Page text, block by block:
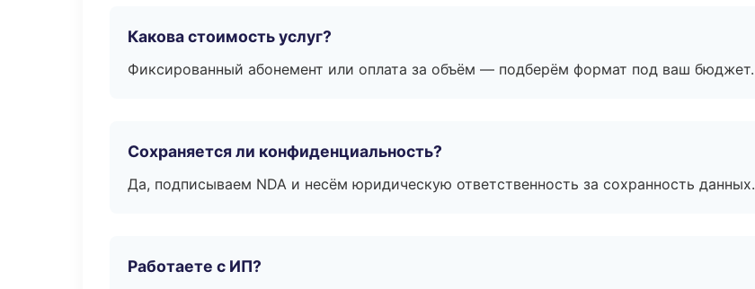
Какова стоимость услуг?
Фиксированный абонемент или оплата за объём — подберём формат под ваш бюджет.
Сохраняется ли конфиденциальность?
Да, подписываем NDA и несём юридическую ответственность за сохранность данных.
Работаете с ИП?